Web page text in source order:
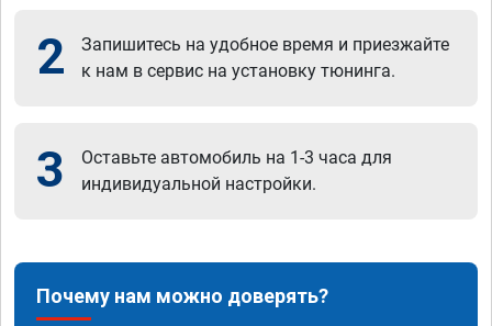
2
Запишитесь на удобное время и приезжайте
к нам в сервис на установку тюнинга.
3
Оставьте автомобиль на 1-3 часа для
индивидуальной настройки.
Почему нам можно доверять?